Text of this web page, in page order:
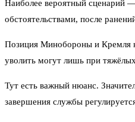
Наиболее вероятный сценарий
обстоятельствами, после
Позиция Минобороны и Кремля
уволить могут лишь при
Тут есть важный нюанс.
завершения службы